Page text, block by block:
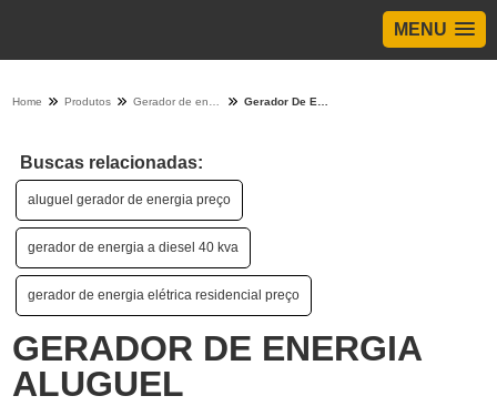
MENU
Home Produtos
Buscas relacionadas:
aluguel gerador de energia preço
gerador de energia a diesel 40 kva
gerador de energia elétrica residencial preço
GERADOR DE ENERGIA
ALUGUEL